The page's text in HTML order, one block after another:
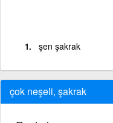
şen şakrak
çok neşeli, şakrak